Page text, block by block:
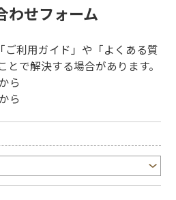
わせフォーム
ご利用ガイド」や「よくある質
とで解決する場合があります。
から
から